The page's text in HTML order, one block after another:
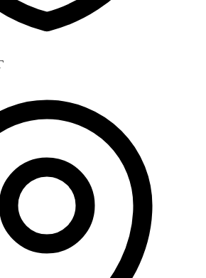
Франківська область
область
область
область
область
область
область
область
область
область
область
область
область